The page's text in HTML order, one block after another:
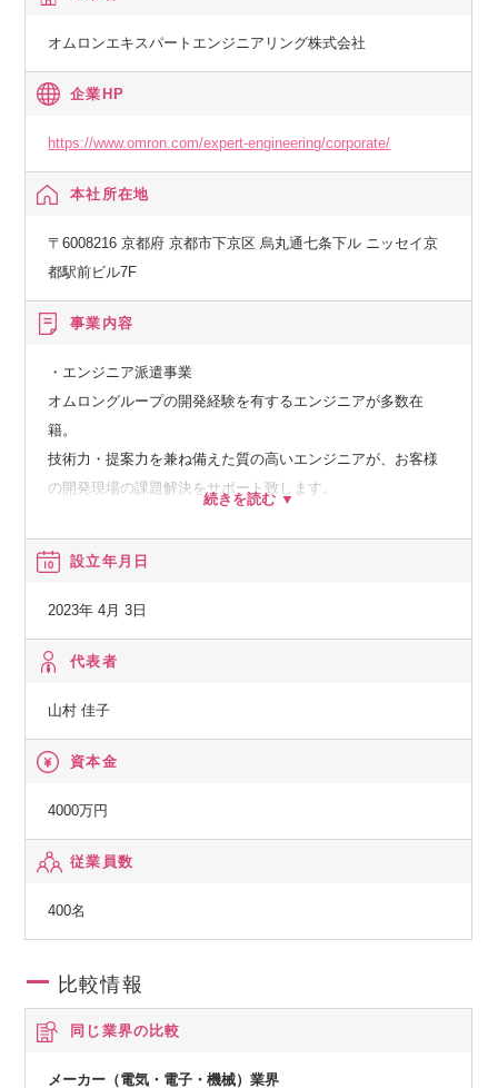
オムロンエキスパートエンジニアリング株式会社
企業HP
https://www.omron.com/expert-engineering/corporate/
本社所在地
〒6008216 京都府 京都市下京区 烏丸通七条下ル ニッセイ京
都駅前ビル7F
事業内容
・エンジニア派遣事業
オムロングループの開発経験を有するエンジニアが多数在
籍。
技術力・提案力を兼ね備えた質の高いエンジニアが、お客様
の開発現場の課題解決をサポート致します。
長年の受託実績に基づく、技術力・提案力により、開発現場
のニーズにお応えします。
い。
設立年月日
2023年 4月 3日
代表者
山村 佳子
資本金
4000万円
従業員数
400名
比較情報
同じ業界の比較
メーカー（電気・電子・機械）業界